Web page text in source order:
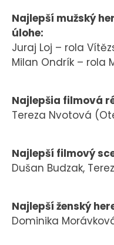
Najlepší mužský
úlohe:
Juraj Loj – rola
Milan Ondrík – rola
Najlepšia filmová
Tereza Nvotová
Najlepší filmový
Dušan Budzak,
Najlepší ženský
Dominika